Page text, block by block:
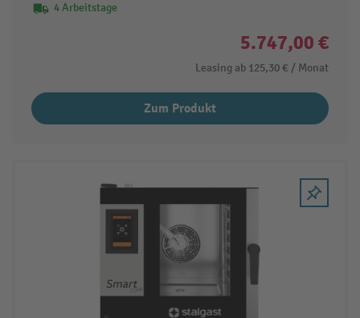
4 Arbeitstage
5.747,00 €
Leasing ab 125,30 € / Monat
Zum Produkt